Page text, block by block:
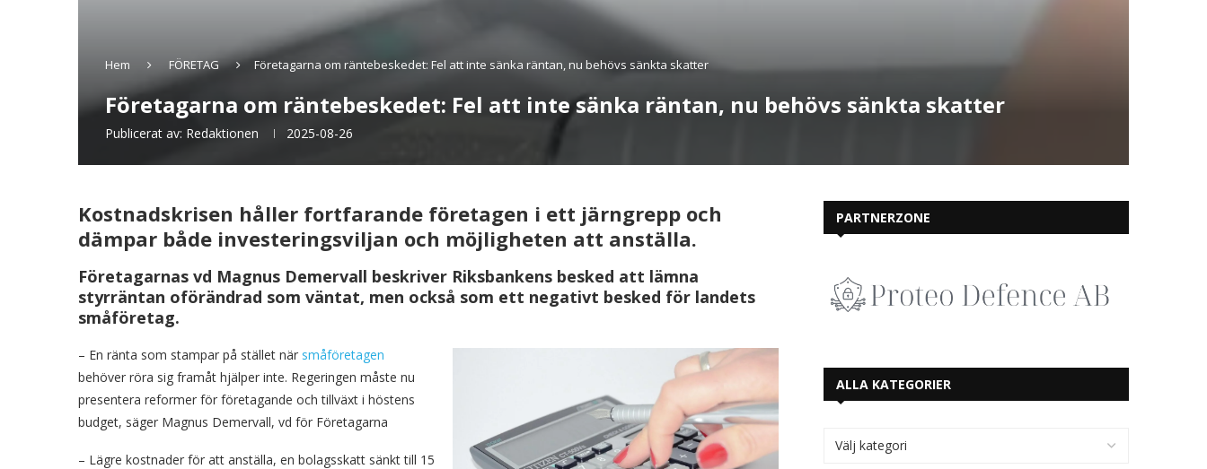
Hem FÖRETAG Företagarna om räntebeskedet: Fel att inte sänka räntan, nu behövs sänkta skatter
Företagarna om räntebeskedet: Fel att inte sänka räntan, nu behövs sänkta skatter
Publicerat av: Redaktionen 2025-08-26
Kostnadskrisen håller fortfarande företagen i ett järngrepp och
dämpar både investeringsviljan och möjligheten att anställa.
Företagarnas vd Magnus Demervall beskriver Riksbankens besked att lämna
styrräntan oförändrad som väntat, men också som ett negativt besked för landets
småföretag.
– En ränta som stampar på stället när småföretagen
behöver röra sig framåt hjälper inte. Regeringen måste nu
presentera reformer för företagande och tillväxt i höstens
budget, säger Magnus Demervall, vd för Företagarna
– Lägre kostnader för att anställa, en bolagsskatt sänkt till 15
PARTNERZONE
ALLA KATEGORIER